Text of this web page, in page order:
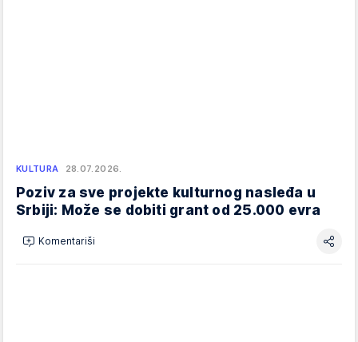
KULTURA 28.07.2026.
Poziv za sve projekte kulturnog nasleđa u
Srbiji: Može se dobiti grant od 25.000 evra
Komentariši